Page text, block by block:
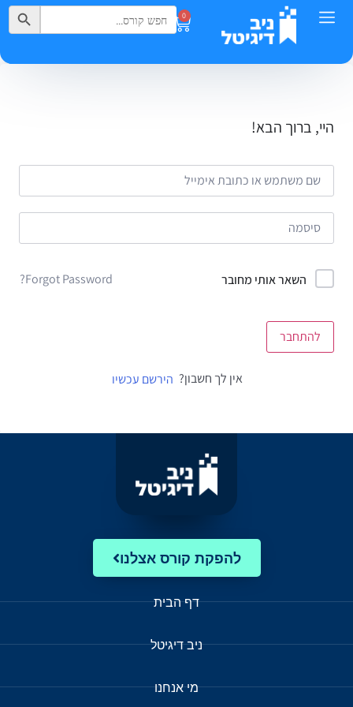
0
Search
for:
Search Button
היי, ברוך הבא!
השאר אותי מחובר Forgot Password?
להתחבר
אין לך חשבון? הירשם עכשיו
להפקת קורס אצלנו
דף הבית
ניב דיגיטל
מי אנחנו